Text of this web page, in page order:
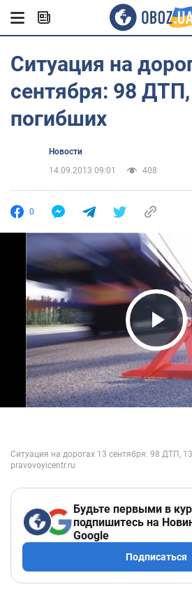
Ситуация на
сентября: 98
погибших
Новости
14.09.2013 09:01
408
0
Play
Будьте первыми в
подпишитесь на
Google
Подписаться